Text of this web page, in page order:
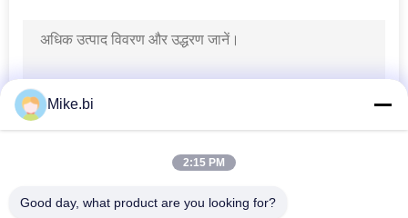
टेलीकॉम रेक्टिफायर
Mike.bi
2:15 PM
Good day, what product are you looking for?